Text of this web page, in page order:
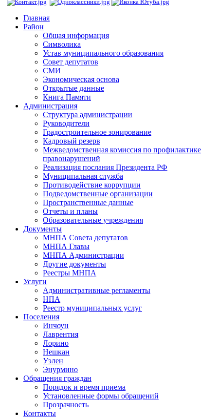
Главная
Район
Общая информация
Символика
Устав муниципального образования
Совет депутатов
СМИ
Экономическая основа
Открытые данные
Книга Памяти
Администрация
Структура администрации
Руководители
Градостроительное зонирование
Кадровый резерв
Межведомственная комиссия по профилактике
правонарушений
Реализация послания Президента РФ
Муниципальная служба
Противодействие коррупции
Подведомственные организации
Пространственные данные
Отчеты и планы
Образовательные учреждения
Документы
МНПА Совета депутатов
МНПА Главы
МНПА Администрации
Другие документы
Реестры МНПА
Услуги
Административные регламенты
НПА
Реестр муниципальных услуг
Поселения
Инчоун
Лаврентия
Лорино
Нешкан
Уэлен
Энурмино
Обращения граждан
Порядок и время приема
Установленные формы обращений
Прозрачность
Контакты